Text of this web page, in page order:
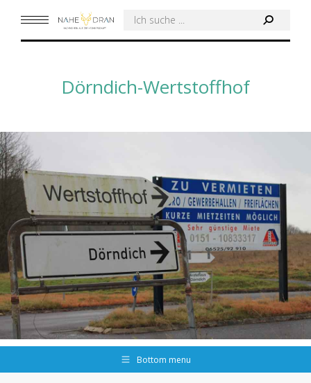
Search:
Dörndich-Wertstoffhof
Bottom menu